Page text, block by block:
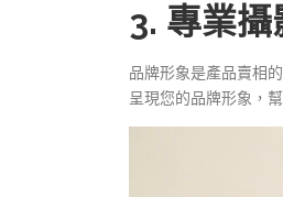
3. 專業
品牌形象是產品賣相
呈現您的品牌形象，